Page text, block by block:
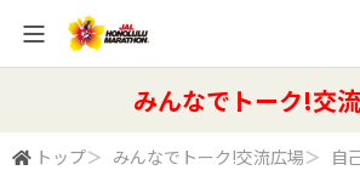
みんなでトーク!交
トップ＞ みんなでトーク!交流広場＞ 自